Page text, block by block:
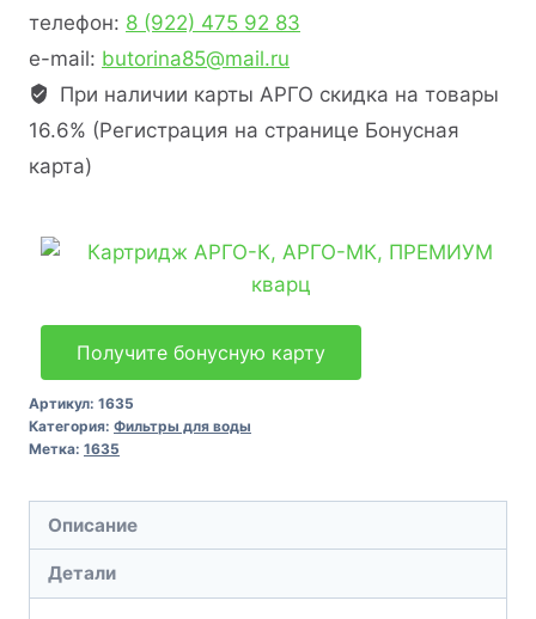
телефон: 8 (922) 475 92 83
e-mail: butorina85@mail.ru
При наличии карты АРГО скидка на товары
16.6% (Регистрация на странице Бонусная
карта)
Получите бонусную карту
Артикул: 1635
Категория: Фильтры для воды
Метка: 1635
Описание
Детали